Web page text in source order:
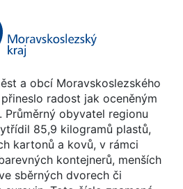
a obcí Moravskoslezského
radost jak oceněným
obyvatel regionu
85,9 kilogramů plastů,
kartonů a kovů, v rámci
kontejnerů, menších
sběrných dvorech či